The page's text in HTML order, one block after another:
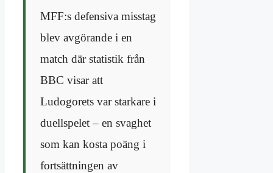
MFF:s defensiva misstag
blev avgörande i en
match där statistik från
BBC visar att
Ludogorets var starkare i
duellspelet – en svaghet
som kan kosta poäng i
fortsättningen av